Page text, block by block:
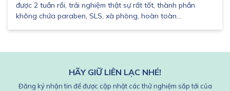
được 2 tuần rồi, trải nghiệm thật sự rất tốt, thành phần
không chứa paraben, SLS, xà phòng, hoàn toàn...
HÃY GIỮ LIÊN LẠC NHÉ!
Đăng ký nhận tin để được cập nhật các thử nghiệm sắp tới của